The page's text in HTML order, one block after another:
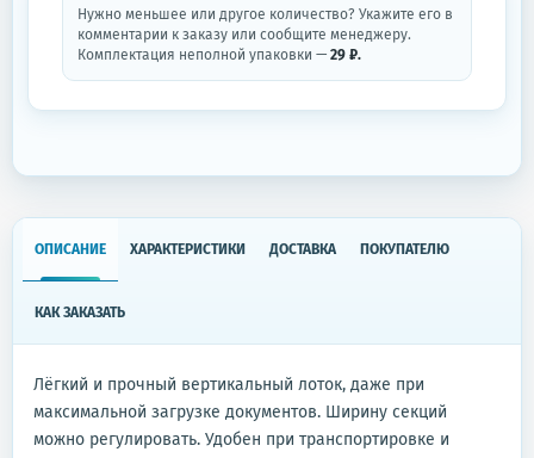
Нужно меньшее или другое количество? Укажите его в
комментарии к заказу или сообщите менеджеру.
Комплектация неполной упаковки — 29 ₽.
ОПИСАНИЕ ХАРАКТЕРИСТИКИ ДОСТАВКА ПОКУПАТЕЛЮ
КАК ЗАКАЗАТЬ
Лёгкий и прочный вертикальный лоток, даже при
максимальной загрузке документов. Ширину секций
можно регулировать. Удобен при транспортировке и